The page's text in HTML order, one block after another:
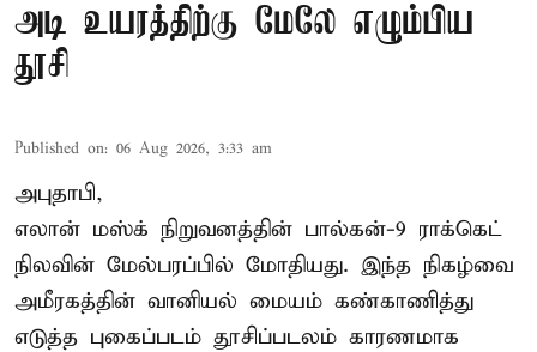
அடி உயரத்திற்கு மேலே எழும்பிய
தூசி
Published on: 06 Aug 2026, 3:33 am
அபுதாபி,
எலான் மஸ்க் நிறுவனத்தின் பால்கன்-9 ராக்கெட்
நிலவின் மேல்பரப்பில் மோதியது. இந்த நிகழ்வை
அமீரகத்தின் வானியல் மையம் கண்காணித்து
எடுத்த புகைப்படம் தூசிப்படலம் காரணமாக